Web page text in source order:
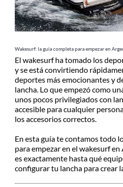
MI CUENTA
SEARCH
FOR:
Wakesurf: la guía completa para empezar en
El wakesurf ha tomado los
y se está convirtiendo
deportes más emocionantes y
lancha. Lo que empezó como
unos pocos privilegiados con
accesible para cualquier
los accesorios correctos.
En esta guía te contamos todo
para empezar en el wakesurf
es exactamente hasta qué
configurar tu lancha para crear